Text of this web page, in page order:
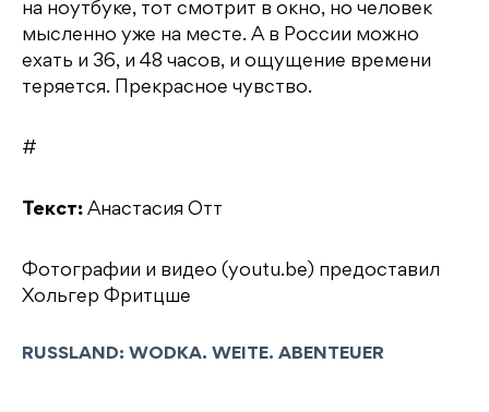
на ноутбуке, тот смотрит в окно, но человек
мысленно уже на месте. А в России можно
ехать и 36, и 48 часов, и ощущение времени
теряется. Прекрасное чувство.
#
Текст: Анастасия Отт
Фотографии и видео (youtu.be) предоставил
Хольгер Фритцше
RUSSLAND: WODKA. WEITE. ABENTEUER